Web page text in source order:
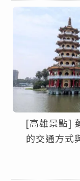
[高雄景點]
的交通方式